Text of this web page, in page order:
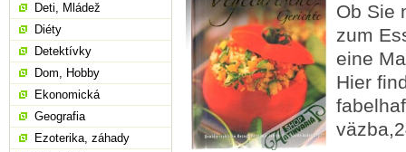
Ob Sie
zum
eine
Hier
Deti, Mládež
Diéty
Detektívky
Dom, Hobby
Ekonomická
Geografia
Ezoterika, záhady